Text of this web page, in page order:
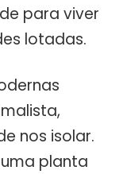
para viver
lotadas.
nos isolar.
planta